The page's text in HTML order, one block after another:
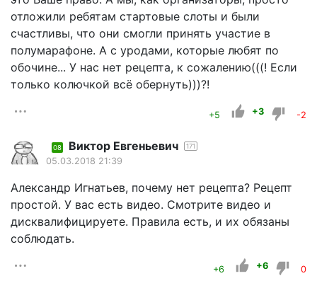
отложили ребятам стартовые слоты и были
счастливы, что они смогли принять участие в
полумарафоне. А с уродами, которые любят по
обочине... У нас нет рецепта, к сожалению(((! Если
только колючкой всё обернуть)))?!
+5 +3 -2
08 Виктор Евгеньевич 171
05.03.2018 21:39
Александр Игнатьев, почему нет рецепта? Рецепт
простой. У вас есть видео. Смотрите видео и
дисквалифицируете. Правила есть, и их обязаны
соблюдать.
+6 +6 0